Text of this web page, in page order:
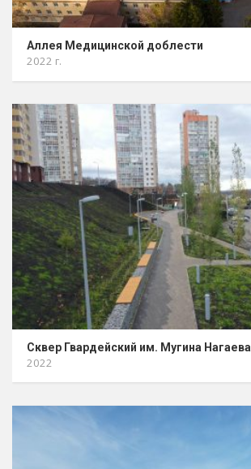
Аллея Медицинской доблести
2022 г.
Cквер Гвардейский им. Мугина Нагаева
2022